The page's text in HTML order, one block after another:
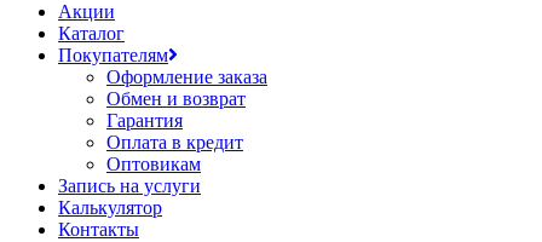
Акции
Каталог
Покупателям
Оформление заказа
Обмен и возврат
Гарантия
Оплата в кредит
Оптовикам
Запись на услуги
Калькулятор
Контакты